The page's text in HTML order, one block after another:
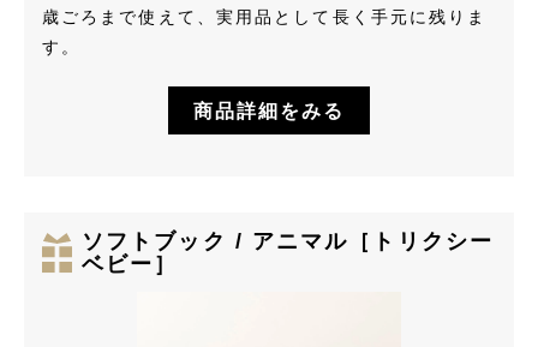
歳ごろまで使えて、実用品として長く手元に残りま
す。
商品詳細をみる
ソフトブック / アニマル［トリクシー
ベビー］